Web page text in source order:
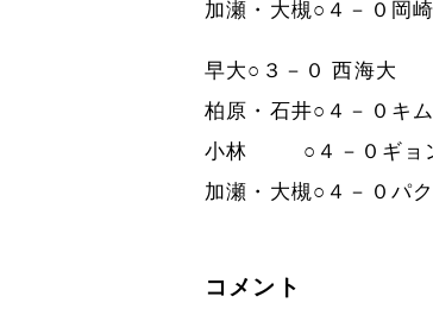
加瀬・大槻○４－０岡
早大○３－０ 西海大
柏原・石井○４－０キ
小林 ○４－０ギョ
加瀬・大槻○４－０パ
コメント